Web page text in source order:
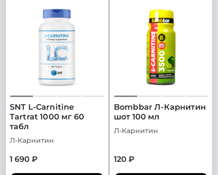
SNT L-Carnitine
Tartrat 1000 мг 60
табл
Л-Карнитин
1 690 ₽
Bombbar Л-Карнитин
шот 100 мл
Л-Карнитин
120 ₽